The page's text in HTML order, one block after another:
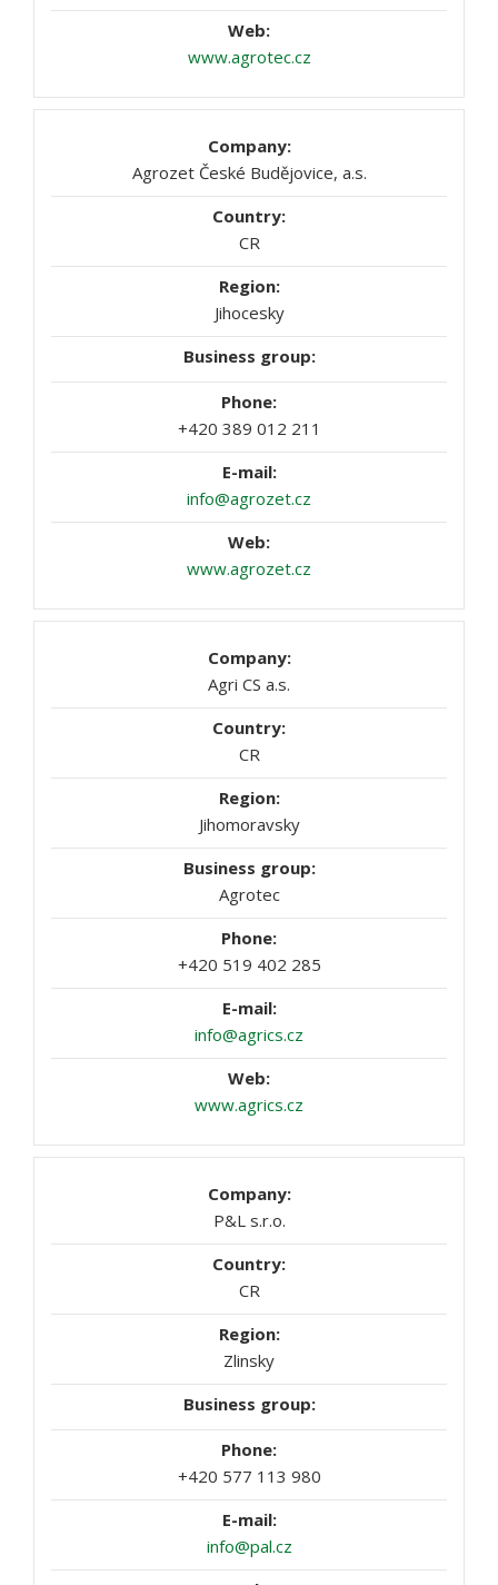
www.agrotec.cz
Agrozet České Budějovice, a.s.
CR
Jihocesky
+420 389 012 211
info@agrozet.cz
www.agrozet.cz
Agri CS a.s.
CR
Jihomoravsky
Agrotec
+420 519 402 285
info@agrics.cz
www.agrics.cz
P&L s.r.o.
CR
Zlinsky
+420 577 113 980
info@pal.cz